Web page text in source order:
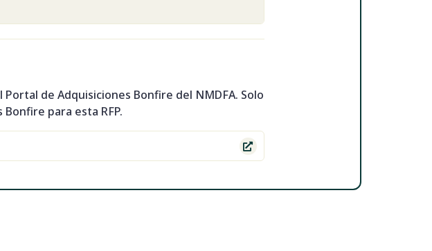
de Adquisiciones Bonfire del NMDFA. Solo
para esta RFP.
